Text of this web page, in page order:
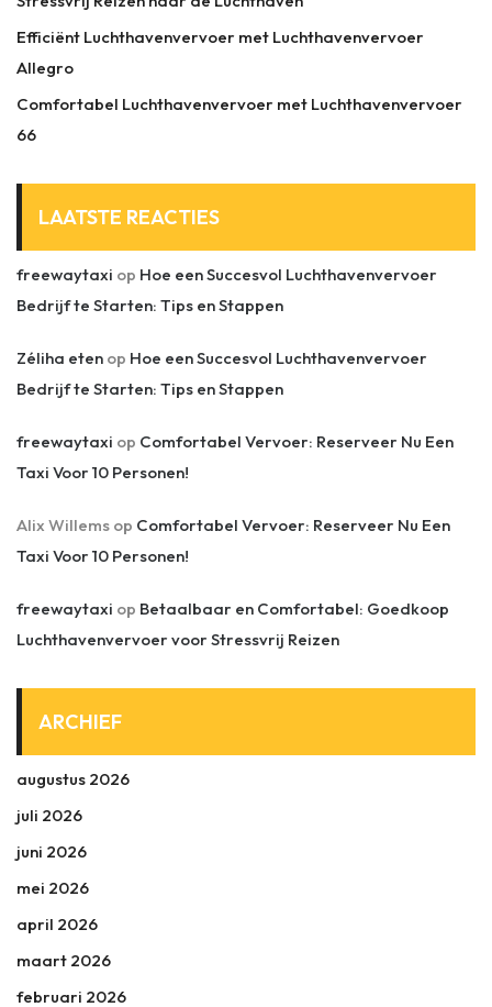
Efficiënt Luchthavenvervoer met Luchthavenvervoer
Allegro
Comfortabel Luchthavenvervoer met Luchthavenvervoer
66
LAATSTE REACTIES
freewaytaxi op Hoe een Succesvol Luchthavenvervoer
Bedrijf te Starten: Tips en Stappen
Zéliha eten op Hoe een Succesvol Luchthavenvervoer
Bedrijf te Starten: Tips en Stappen
freewaytaxi op Comfortabel Vervoer: Reserveer Nu Een
Taxi Voor 10 Personen!
Alix Willems op Comfortabel Vervoer: Reserveer Nu Een
Taxi Voor 10 Personen!
freewaytaxi op Betaalbaar en Comfortabel: Goedkoop
Luchthavenvervoer voor Stressvrij Reizen
ARCHIEF
augustus 2026
juli 2026
juni 2026
mei 2026
april 2026
maart 2026
februari 2026